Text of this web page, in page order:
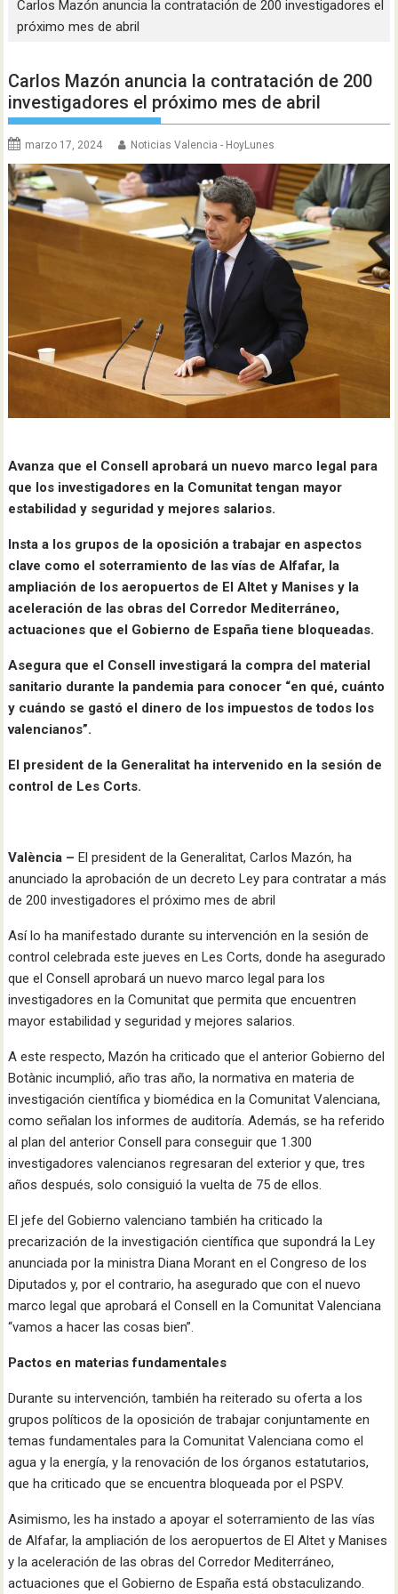
Carlos Mazón anuncia la contratación de 200 investigadores el
próximo mes de abril
Carlos Mazón anuncia la contratación de 200
investigadores el próximo mes de abril
marzo 17, 2024 Noticias Valencia - HoyLunes
Avanza que el Consell aprobará un nuevo marco legal para
que los investigadores en la Comunitat tengan mayor
estabilidad y seguridad y mejores salarios.
Insta a los grupos de la oposición a trabajar en aspectos
clave como el soterramiento de las vías de Alfafar, la
ampliación de los aeropuertos de El Altet y Manises y la
aceleración de las obras del Corredor Mediterráneo,
actuaciones que el Gobierno de España tiene bloqueadas.
Asegura que el Consell investigará la compra del material
sanitario durante la pandemia para conocer “en qué, cuánto
y cuándo se gastó el dinero de los impuestos de todos los
valencianos”.
El president de la Generalitat ha intervenido en la sesión de
control de Les Corts.
València – El president de la Generalitat, Carlos Mazón, ha
anunciado la aprobación de un decreto Ley para contratar a más
de 200 investigadores el próximo mes de abril
Así lo ha manifestado durante su intervención en la sesión de
control celebrada este jueves en Les Corts, donde ha asegurado
que el Consell aprobará un nuevo marco legal para los
investigadores en la Comunitat que permita que encuentren
mayor estabilidad y seguridad y mejores salarios.
A este respecto, Mazón ha criticado que el anterior Gobierno del
Botànic incumplió, año tras año, la normativa en materia de
investigación científica y biomédica en la Comunitat Valenciana,
como señalan los informes de auditoría. Además, se ha referido
al plan del anterior Consell para conseguir que 1.300
investigadores valencianos regresaran del exterior y que, tres
años después, solo consiguió la vuelta de 75 de ellos.
El jefe del Gobierno valenciano también ha criticado la
precarización de la investigación científica que supondrá la Ley
anunciada por la ministra Diana Morant en el Congreso de los
Diputados y, por el contrario, ha asegurado que con el nuevo
marco legal que aprobará el Consell en la Comunitat Valenciana
“vamos a hacer las cosas bien”.
Pactos en materias fundamentales
Durante su intervención, también ha reiterado su oferta a los
grupos políticos de la oposición de trabajar conjuntamente en
temas fundamentales para la Comunitat Valenciana como el
agua y la energía, y la renovación de los órganos estatutarios,
que ha criticado que se encuentra bloqueada por el PSPV.
Asimismo, les ha instado a apoyar el soterramiento de las vías
de Alfafar, la ampliación de los aeropuertos de El Altet y Manises
y la aceleración de las obras del Corredor Mediterráneo,
actuaciones que el Gobierno de España está obstaculizando.